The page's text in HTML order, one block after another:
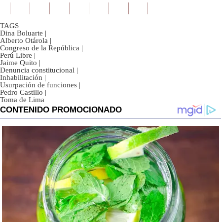
TAGS
Dina Boluarte |
Alberto Otárola |
Congreso de la República |
Perú Libre |
Jaime Quito |
Denuncia constitucional |
Inhabilitación |
Usurpación de funciones |
Pedro Castillo |
Toma de Lima